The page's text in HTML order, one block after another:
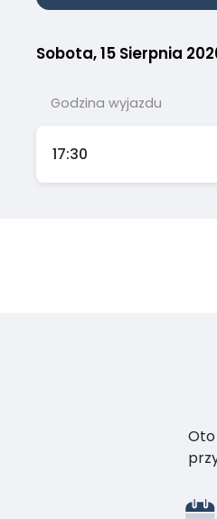
Sobota, 15 Sierpnia
Godzina wyjazdu
17:30
Oto